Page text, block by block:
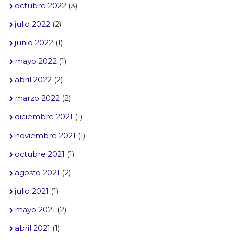
octubre 2022(3)
julio 2022(2)
junio 2022(1)
mayo 2022(1)
abril 2022(2)
marzo 2022(2)
diciembre 2021 (1)
noviembre 2021 (1)
octubre 2021 (1)
agosto 2021 (2)
julio 2021 (1)
mayo 2021 (2)
abril 2021 (1)